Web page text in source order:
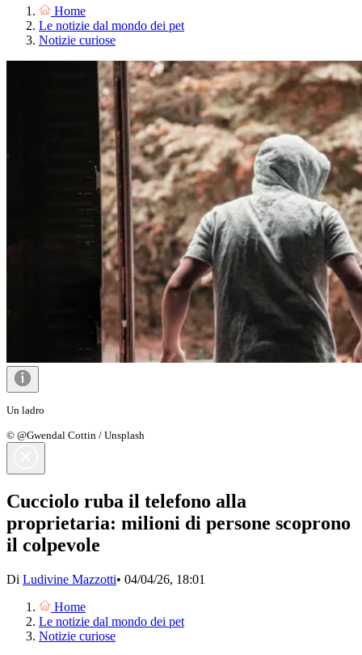
Home
Le notizie dal mondo dei pet
Notizie curiose
Un ladro
© @Gwendal Cottin / Unsplash
Cucciolo ruba il telefono alla
proprietaria: milioni di persone scoprono
il colpevole
Di Ludivine Mazzotti• 04/04/26, 18:01
Home
Le notizie dal mondo dei pet
Notizie curiose